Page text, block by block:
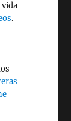
vida
.